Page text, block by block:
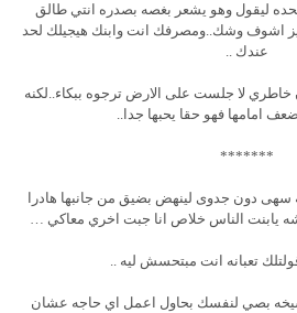
بحده ليقول وهو يشعر بغصه بصدره انتي طالق
اشوف وشك..ومصرفك انت وابنك هيجيلك لحد
عندك ..
لا جلست على الارض ترجوه ببكاء..لكنه
امامها فهو حقا يحبها جدا..
*******
سهى دون جدوى لينهض بضيق من جانبها هادرا
يابنت الناس خلاص انا جبت اخري معاكي …
تعبانه انت مبتحسش ليه ..
بصي لنفسك بحاول اعمل اي حاجه عشان